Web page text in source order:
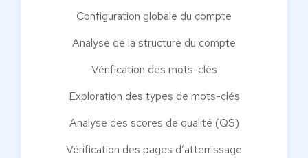
Configuration globale du compte
Analyse de la structure du compte
Vérification des mots-clés
Exploration des types de mots-clés
Analyse des scores de qualité (QS)
Vérification des pages d’atterrissage